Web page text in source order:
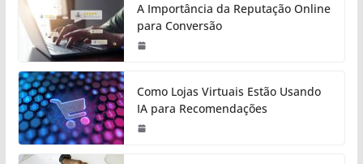
A Importância da Reputação Online
para Conversão
Como Lojas Virtuais Estão Usando
IA para Recomendações